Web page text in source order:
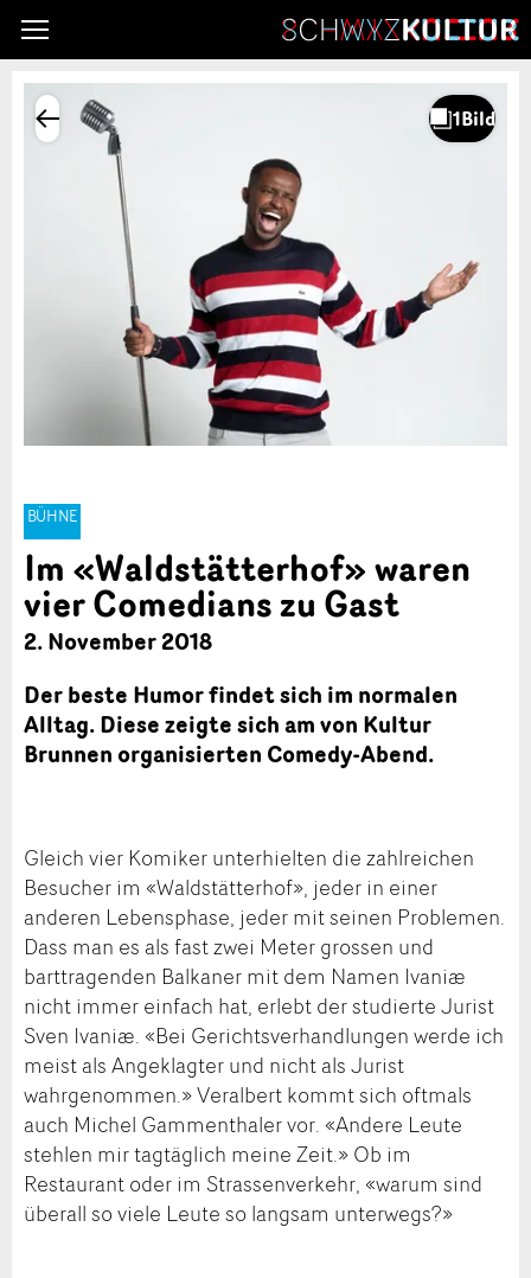
BÜHNE
Im «Waldstätterhof» waren
vier Comedians zu Gast
2. November 2018
Der beste Humor findet sich im normalen
Alltag. Diese zeigte sich am von Kultur
Brunnen organisierten Comedy-Abend.
Gleich vier Komiker unterhielten die zahlreichen
Besucher im «Waldstätterhof», jeder in einer
anderen Lebensphase, jeder mit seinen Problemen.
Dass man es als fast zwei Meter grossen und
barttragenden Balkaner mit dem Namen Ivaniæ
nicht immer einfach hat, erlebt der studierte Jurist
Sven Ivaniæ. «Bei Gerichtsverhandlungen werde ich
meist als Angeklagter und nicht als Jurist
wahrgenommen.» Veralbert kommt sich oftmals
auch Michel Gammenthaler vor. «Andere Leute
stehlen mir tagtäglich meine Zeit.» Ob im
Restaurant oder im Strassenverkehr, «warum sind
überall so viele Leute so langsam unterwegs?»